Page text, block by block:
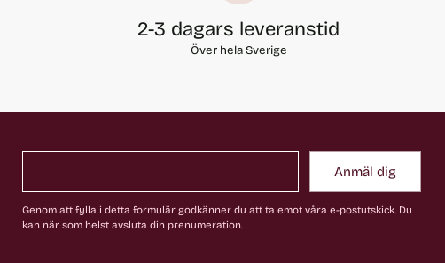
2-3 dagars leveranstid
Över hela Sverige
Anmäl dig
Genom att fylla i detta formulär godkänner du att ta emot våra e-postutskick. Du
kan när som helst avsluta din prenumeration.